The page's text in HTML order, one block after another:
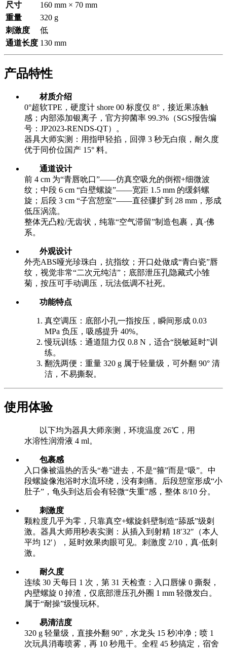
尺寸
160 mm × 70 mm
重量
320 g
刺激度
低
通道长度 130 mm
产品特性
材质介绍
0°超软TPE，硬度计 shore 00 标度仅 8°，接近果冻触
感；内部添加银离子，官方抑菌率 99.3%（SGS报告编
号：JP2023-RENDS-QT）。
器具大师实测：用指甲轻掐，回弹 3 秒无白痕，耐久度
优于同价位国产 15° 料。
通道设计
前 4 cm 为“青唇吮口”——仿真空吸允的倒褶+细微波
纹；中段 6 cm “白壁螺旋”——宽距 1.5 mm 的缓斜螺
旋；后段 3 cm “子宫憩室”——直径骤扩到 28 mm，形成
低压涡流。
整体无凸粒/无齿状，纯靠“空气滞留”制造包裹，真·佛
系。
外观设计
外壳ABS哑光珍珠白，抗指纹；开口处做成“青白瓷”唇
纹，视觉非常“二次元纯洁”；底部泄压孔隐藏式小雏
菊，按压可手动调压，玩法低调不社死。
功能特点
真空调压：底部小孔一指按压，瞬间形成 0.03
MPa 负压，吸感提升 40%。
慢玩训练：通道阻力仅 0.8 N，适合“脱敏延时”训
练。
翻洗两便：重量 320 g 属于轻量级，可外翻 90° 清
洁，不易撕裂。
使用体验
以下均为器具大师亲测，环境温度 26℃，用
水溶性润滑液 4 ml。
包裹感
入口像被温热的舌头“卷”进去，不是“箍”而是“吸”。中
段螺旋像泡浴时水流环绕，没有刺痛。后段憩室形成“小
肚子”，龟头到达后会有轻微“失重”感，整体 8/10 分。
刺激度
颗粒度几乎为零，只靠真空+螺旋斜壁制造“舔舐”级刺
激。器具大师用秒表实测：从插入到射精 18′32″（本人
平均 12′），延时效果肉眼可见。刺激度 2/10，真·低刺
激。
耐久度
连续 30 天每日 1 次，第 31 天检查：入口唇缘 0 撕裂，
内壁螺旋 0 掉渣，仅底部泄压孔外圈 1 mm 轻微发白。
属于“耐操”级慢玩杯。
易清洁度
320 g 轻量级，直接外翻 90°，水龙头 15 秒冲净；喷 1
次玩具消毒喷雾，再 10 秒甩干。全程 45 秒搞定，宿舍